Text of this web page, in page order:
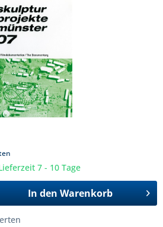
7 - 10 Tage
In den Warenkorb